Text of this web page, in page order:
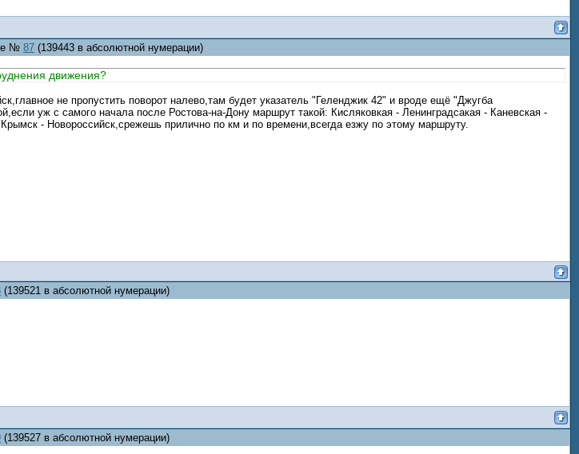
№ 87 (139443 в абсолютной нумерации)
движения?
не пропустить поворот налево,там будет указатель "Геленджик 42" и вроде ещё "Джугба
уж с самого начала после Ростова-на-Дону маршрут такой: Кисляковкая - Ленинградсакая - Каневская -
- Новороссийск,срежешь прилично по км и по времени,всегда езжу по этому маршруту.
(139521 в абсолютной нумерации)
(139527 в абсолютной нумерации)